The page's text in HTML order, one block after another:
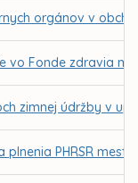
orgánov v
vo Fonde zdravia
zimnej údržby v
PHRSR